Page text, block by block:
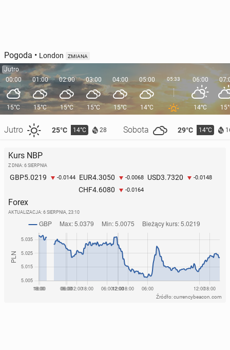
Pogoda • London ZMIANA
Jutro
00:00
15°C
Jutro 25°C 14°C 28 Sobota 29°C 14°C
01:00
15°C
02:00
15°C
03:00
15°C
04:00
15°C
05:00
14°C
05:33 06:00
14°C
Kurs NBP
Z DNIA: 6 SIERPNIA
GBP5.0219 -0.0144 EUR4.3050 -0.0068 USD3.7320 -0.0148
CHF4.6080 -0.0164
Forex
AKTUALIZACJA: 6 SIERPNIA, 23:10
Źródło: currencybeacon.com